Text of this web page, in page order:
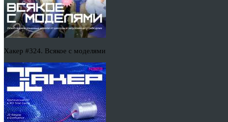
Хакер #324. Всякое с моделями